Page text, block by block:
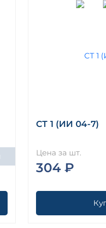
СТ 1 (ИИ 04-7)
Цена за шт.
304 ₽